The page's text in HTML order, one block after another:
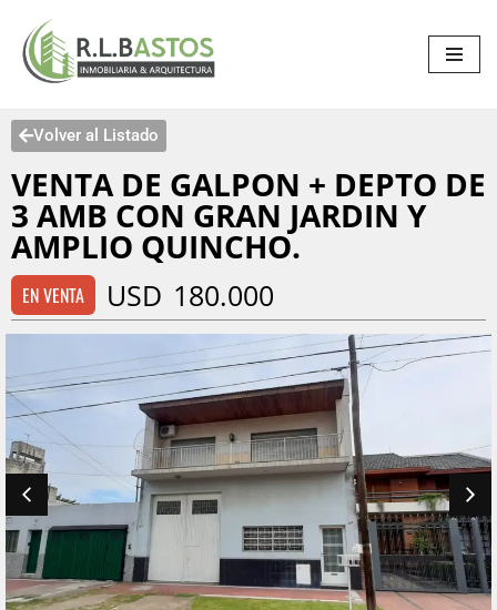
Saltar
Volver al Listado
VENTA DE GALPON + DEPTO DE
3 AMB CON GRAN JARDIN Y
AMPLIO QUINCHO.
EN VENTA USD 180.000